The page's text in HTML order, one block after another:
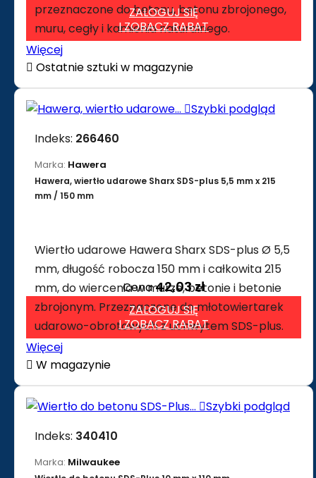
przeznaczone do betonu, betonu zbrojonego,
muru, cegły i kamienia naturalnego.
ZALOGUJ SIĘ
I ZOBACZ RABAT
Więcej
 Ostatnie sztuki w magazynie
Szybki podgląd
Indeks: 266460
Marka: Hawera
Hawera, wiertło udarowe Sharx SDS-plus 5,5 mm x 215
mm / 150 mm
Wiertło udarowe Hawera Sharx SDS-plus Ø 5,5
mm, długość robocza 150 mm i całkowita 215
mm, do wiercenia w murze, betonie i betonie
zbrojonym. Przeznaczone do młotowiertarek
udarowo-obrotowych z uchwytem SDS-plus.
Cena42,03 zł
ZALOGUJ SIĘ
I ZOBACZ RABAT
Więcej
 W magazynie
Szybki podgląd
Indeks: 340410
Marka: Milwaukee